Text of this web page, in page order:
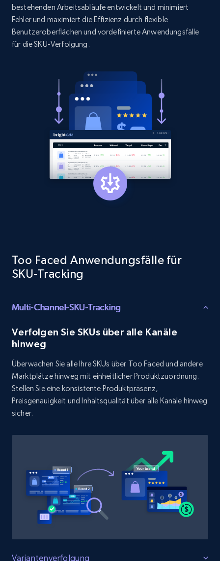
price, Currency, Sold, and more.
1.6K+ 181+ Jetzt anfangen
URL, Product id, Title, Product description,
Rating, Reviews count, Initial price, Discount,
and more.
1.3K+ 176+ Jetzt anfangen
Target - Gather data on products using
1.3K+ 176+ Jetzt anfangen
Target - Discover products by category url
URL, Product id, Title, Product description,
Rating, Reviews count, Initial price, Discount,
and more.
1.3K+ 176+ Jetzt anfangen
URL, Product id, Title, Product description,
Rating, Reviews count, Initial price, Discount,
and more.
1.3K+ 176+ Jetzt anfangen
bestehenden Arbeitsabläufe entwickelt und minimiert
Fehler und maximiert die Effizienz durch flexible
Benutzeroberflächen und vordefinierte Anwendungsfälle
für die SKU-Verfolgung.
Too Faced Anwendungsfälle für
SKU-Tracking
Multi-Channel-SKU-Tracking
Verfolgen Sie SKUs über alle Kanäle
hinweg
Überwachen Sie alle Ihre SKUs über Too Faced und andere
Marktplätze hinweg mit einheitlicher Produktzuordnung.
Stellen Sie eine konsistente Produktpräsenz,
Preisgenauigkeit und Inhaltsqualität über alle Kanäle hinweg
sicher.
Variantenverfolgung